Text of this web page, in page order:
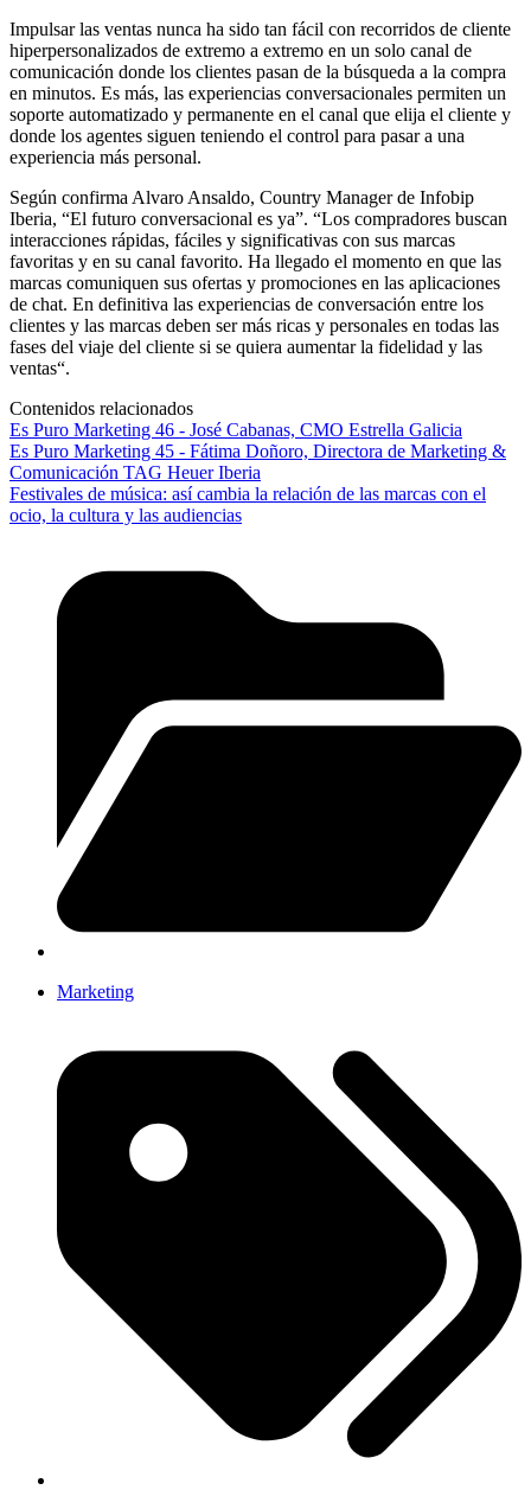
Impulsar las ventas nunca ha sido tan fácil con recorridos de cliente
hiperpersonalizados de extremo a extremo en un solo canal de
comunicación donde los clientes pasan de la búsqueda a la compra
en minutos. Es más, las experiencias conversacionales permiten un
soporte automatizado y permanente en el canal que elija el cliente y
donde los agentes siguen teniendo el control para pasar a una
experiencia más personal.
Según confirma Alvaro Ansaldo, Country Manager de Infobip
Iberia, “El futuro conversacional es ya”. “Los compradores buscan
interacciones rápidas, fáciles y significativas con sus marcas
favoritas y en su canal favorito. Ha llegado el momento en que las
marcas comuniquen sus ofertas y promociones en las aplicaciones
de chat. En definitiva las experiencias de conversación entre los
clientes y las marcas deben ser más ricas y personales en todas las
fases del viaje del cliente si se quiera aumentar la fidelidad y las
ventas“.
Contenidos relacionados
Es Puro Marketing 46 - José Cabanas, CMO Estrella Galicia
Es Puro Marketing 45 - Fátima Doñoro, Directora de Marketing &
Comunicación TAG Heuer Iberia
Festivales de música: así cambia la relación de las marcas con el
ocio, la cultura y las audiencias
Marketing